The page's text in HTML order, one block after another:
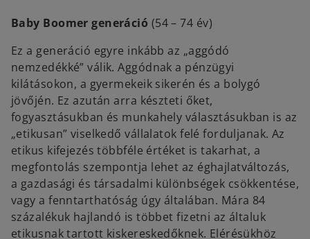
Baby Boomer generáció (54 – 74 év)
Ez a generáció egyre inkább az „aggódó
nemzedékké” válik. Aggódnak a pénzügyi
kilátásokon, a gyermekeik sikerén és a bolygó
jövőjén. Ez azután arra készteti őket,
fogyasztásukban és munkahely választásukban is az
„etikusan” viselkedő vállalatok felé forduljanak. Az
etikus kifejezés többféle értéket is takarhat, a
megfontolás szempontja lehet az éghajlatváltozás,
a gazdasági és társadalmi különbségek csökkentése,
vagy a fenntarthatóság úgy általában. Mára 84
százalékuk hajlandó is többet fizetni az általuk
etikusnak tartott kiskereskedőknek. Elérésükhöz